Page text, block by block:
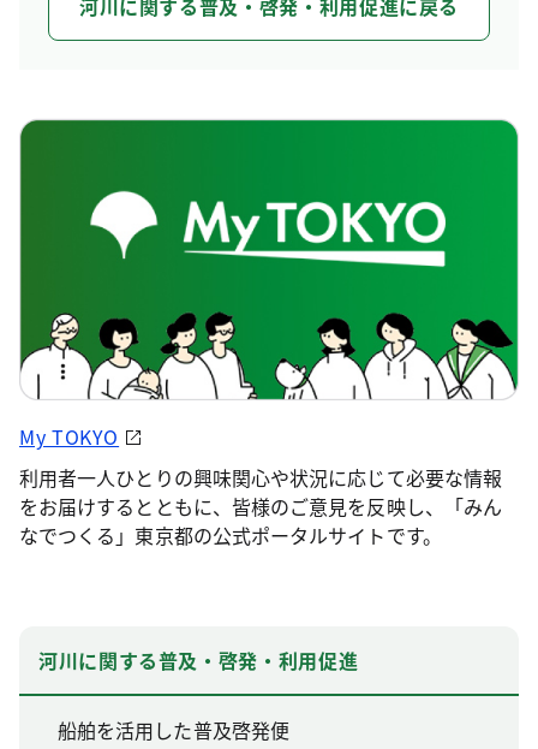
河川に関する普及・啓発・利用促進に戻る
My TOKYO
利用者一人ひとりの興味関心や状況に応じて必要な情報
をお届けするとともに、皆様のご意見を反映し、「みん
なでつくる」東京都の公式ポータルサイトです。
河川に関する普及・啓発・利用促進
船舶を活用した普及啓発便